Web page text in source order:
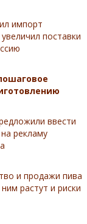
импорт
поставки
ввести
рекламу
и продажи пива
растут и риски